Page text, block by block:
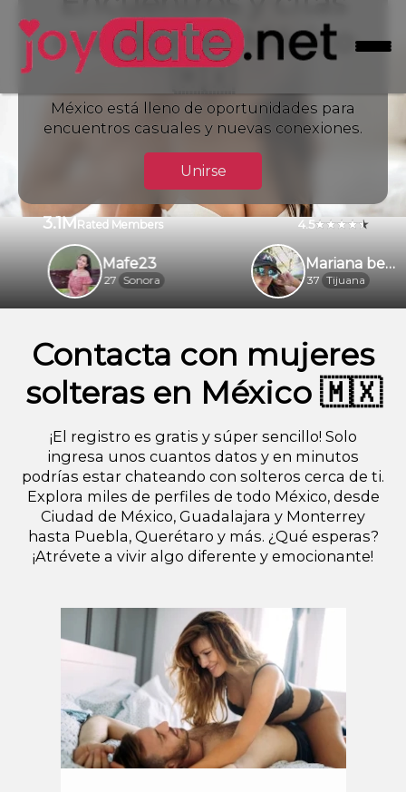
casuales en México
🇲🇽
México está lleno de oportunidades para
encuentros casuales y nuevas conexiones.
Unirse
3.1MRated Members 4.5
Mariana bella
37 Tijuana
Mafe23
27 Sonora
Contacta con mujeres
solteras en México 🇲🇽
¡El registro es gratis y súper sencillo! Solo
ingresa unos cuantos datos y en minutos
podrías estar chateando con solteros cerca de ti.
Explora miles de perfiles de todo México, desde
Ciudad de México, Guadalajara y Monterrey
hasta Puebla, Querétaro y más. ¿Qué esperas?
¡Atrévete a vivir algo diferente y emocionante!